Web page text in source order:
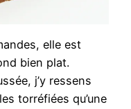
elle est
bien plat.
j’y ressens
torréfiées qu’une